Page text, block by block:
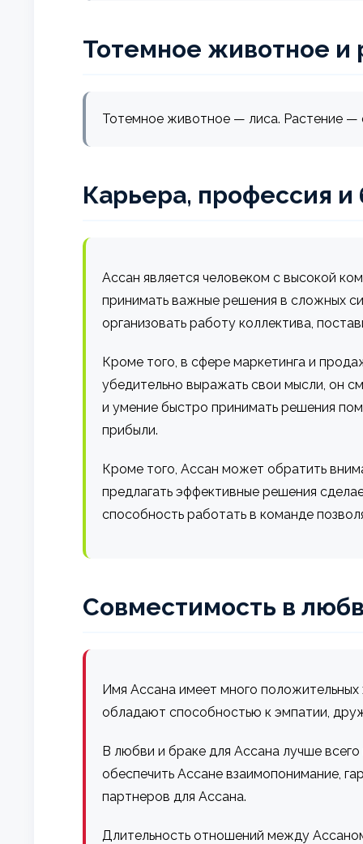
Тотемное животное и
Тотемное животное — лиса. Растение —
Карьера, профессия и
Ассан является человеком с высокой
принимать важные решения в сложных
организовать работу коллектива,
Кроме того, в сфере маркетинга и
убедительно выражать свои мысли, он
и умение быстро принимать решения
прибыли.
Кроме того, Ассан может обратить
предлагать эффективные решения
способность работать в команде
Совместимость в
Имя Ассана имеет много положительных
обладают способностью к эмпатии,
В любви и браке для Ассана лучше
обеспечить Ассане взаимопонимание,
партнеров для Ассана.
Длительность отношений между